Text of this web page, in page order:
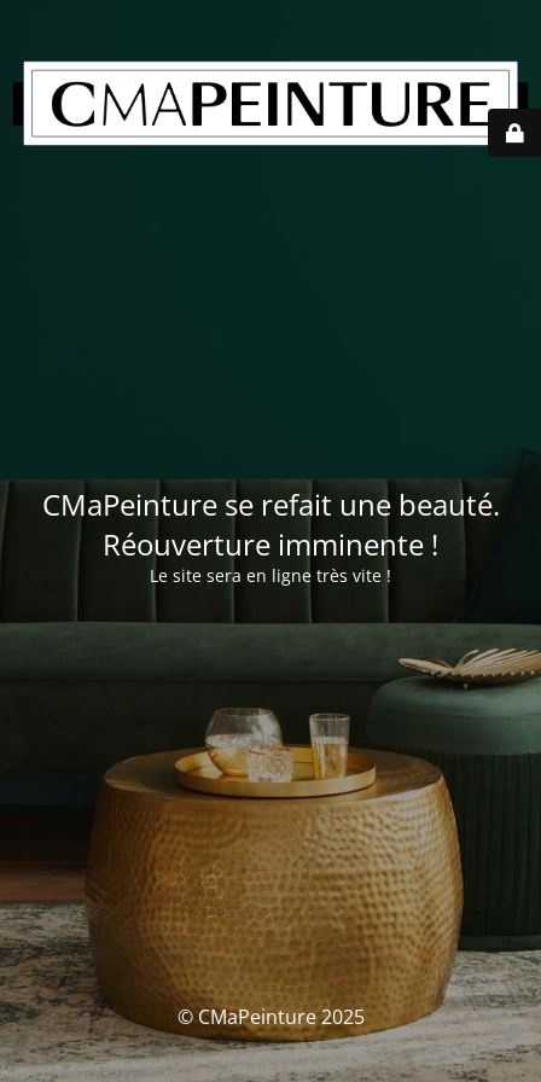
CMaPeinture se refait une beauté.
Réouverture imminente !
Le site sera en ligne très vite !
© CMaPeinture 2025